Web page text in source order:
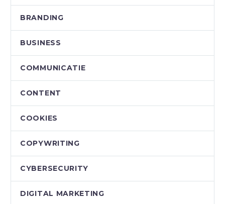
BRANDING
BUSINESS
COMMUNICATIE
CONTENT
COOKIES
COPYWRITING
CYBERSECURITY
DIGITAL MARKETING